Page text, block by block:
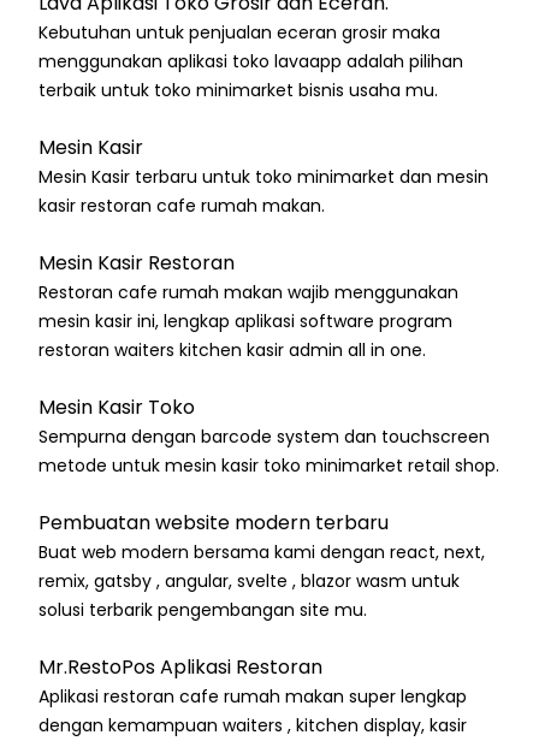
Kebutuhan untuk penjualan eceran grosir maka
menggunakan aplikasi toko lavaapp adalah pilihan
terbaik untuk toko minimarket bisnis usaha mu.
Mesin Kasir
Mesin Kasir terbaru untuk toko minimarket dan mesin
kasir restoran cafe rumah makan.
Mesin Kasir Restoran
Restoran cafe rumah makan wajib menggunakan
mesin kasir ini, lengkap aplikasi software program
restoran waiters kitchen kasir admin all in one.
Mesin Kasir Toko
Sempurna dengan barcode system dan touchscreen
metode untuk mesin kasir toko minimarket retail shop.
Pembuatan website modern terbaru
Buat web modern bersama kami dengan react, next,
remix, gatsby , angular, svelte , blazor wasm untuk
solusi terbarik pengembangan site mu.
Mr.RestoPos Aplikasi Restoran
Aplikasi restoran cafe rumah makan super lengkap
dengan kemampuan waiters , kitchen display, kasir